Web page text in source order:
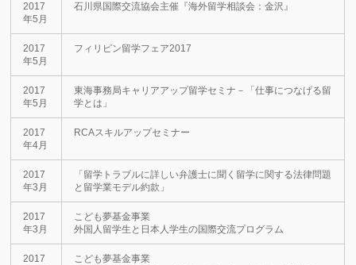
2017
年5月
石川県国際交流協会主催『海外留学相談会：金沢』
2017
年5月
フィリピン留学フェア2017
2017
年5月
東海事務局キャリアアップ留学セミナ－「仕事につなげる留
学とは」
2017
年4月
RCAスキルアップセミナー
2017
年3月
「留学トラブルに詳しい弁護士に聞く留学に関する法律問題
と留学業モデル約款」
2017
年3月
こども夢基金事業
外国人留学生と日本人学生の国際交流プログラム
2017
こども夢基金事業